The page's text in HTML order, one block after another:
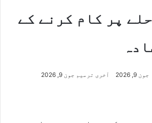
پر کام کرنے کے
جون 9, 2026 آخری ترمیم جون 9, 2026